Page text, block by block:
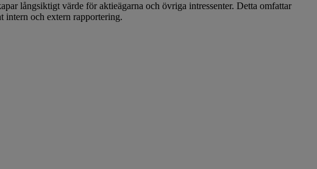
långsiktigt värde för aktieägarna och övriga intressenter. Detta omfattar
intern och extern rapportering.